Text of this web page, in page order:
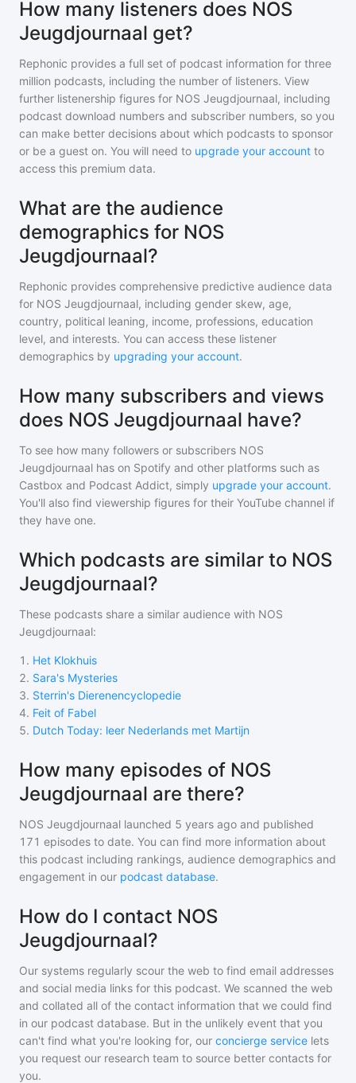
How many listeners does NOS
Jeugdjournaal get?
Rephonic provides a full set of podcast information for three
million podcasts, including the number of listeners. View
further listenership figures for NOS Jeugdjournaal, including
podcast download numbers and subscriber numbers, so you
can make better decisions about which podcasts to sponsor
or be a guest on. You will need to upgrade your account to
access this premium data.
What are the audience
demographics for NOS
Jeugdjournaal?
Rephonic provides comprehensive predictive audience data
for NOS Jeugdjournaal, including gender skew, age,
country, political leaning, income, professions, education
level, and interests. You can access these listener
demographics by upgrading your account.
How many subscribers and views
does NOS Jeugdjournaal have?
To see how many followers or subscribers NOS
Jeugdjournaal has on Spotify and other platforms such as
Castbox and Podcast Addict, simply upgrade your account.
You'll also find viewership figures for their YouTube channel if
they have one.
Which podcasts are similar to NOS
Jeugdjournaal?
These podcasts share a similar audience with NOS
Jeugdjournaal:
1 . Het Klokhuis
2. Sara's Mysteries
3. Sterrin's Dierenencyclopedie
4. Feit of Fabel
5. Dutch Today: leer Nederlands met Martijn
How many episodes of NOS
Jeugdjournaal are there?
NOS Jeugdjournaal launched 5 years ago and published
171 episodes to date. You can find more information about
this podcast including rankings, audience demographics and
engagement in our podcast database.
How do I contact NOS
Jeugdjournaal?
Our systems regularly scour the web to find email addresses
and social media links for this podcast. We scanned the web
and collated all of the contact information that we could find
in our podcast database. But in the unlikely event that you
can't find what you're looking for, our concierge service lets
you request our research team to source better contacts for
you.